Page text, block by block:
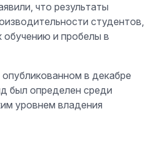
что результаты
студентов,
и пробелы в
в декабре
был определен среди
уровнем владения